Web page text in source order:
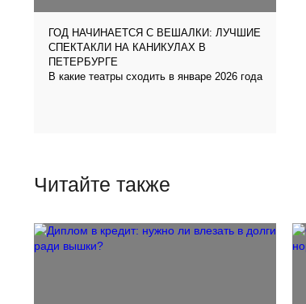
ГОД НАЧИНАЕТСЯ С ВЕШАЛКИ: ЛУЧШИЕ
СПЕКТАКЛИ НА КАНИКУЛАХ В
ПЕТЕРБУРГЕ
В какие театры сходить в январе 2026 года
Читайте также